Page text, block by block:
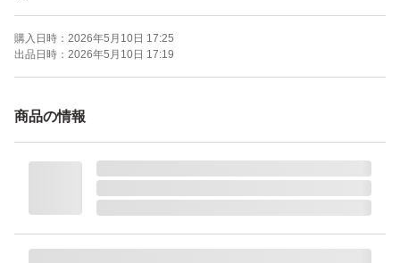
購入日時： 2026年5月10日 17:25
出品日時： 2026年5月10日 17:19
商品の情報